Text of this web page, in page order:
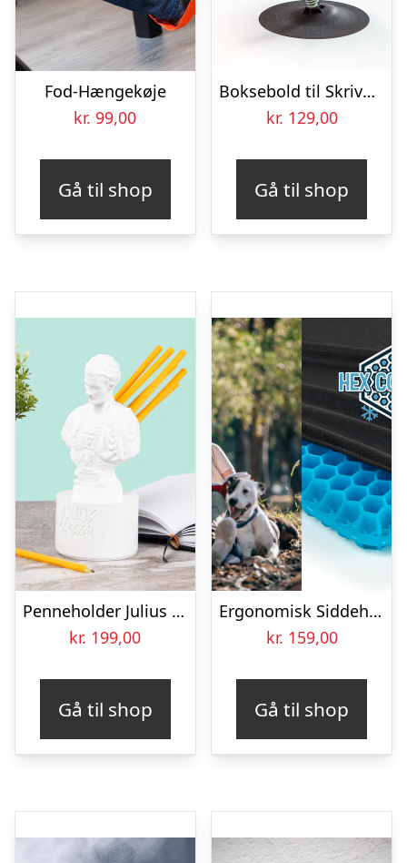
Fod-Hængekøje
kr. 99,00
Gå til shop
Boksebold til Skrivebordet – Spralla
kr. 129,00
Gå til shop
Penneholder Julius Caesar
kr. 199,00
Gå til shop
Ergonomisk Siddehynde i Gel
kr. 159,00
Gå til shop